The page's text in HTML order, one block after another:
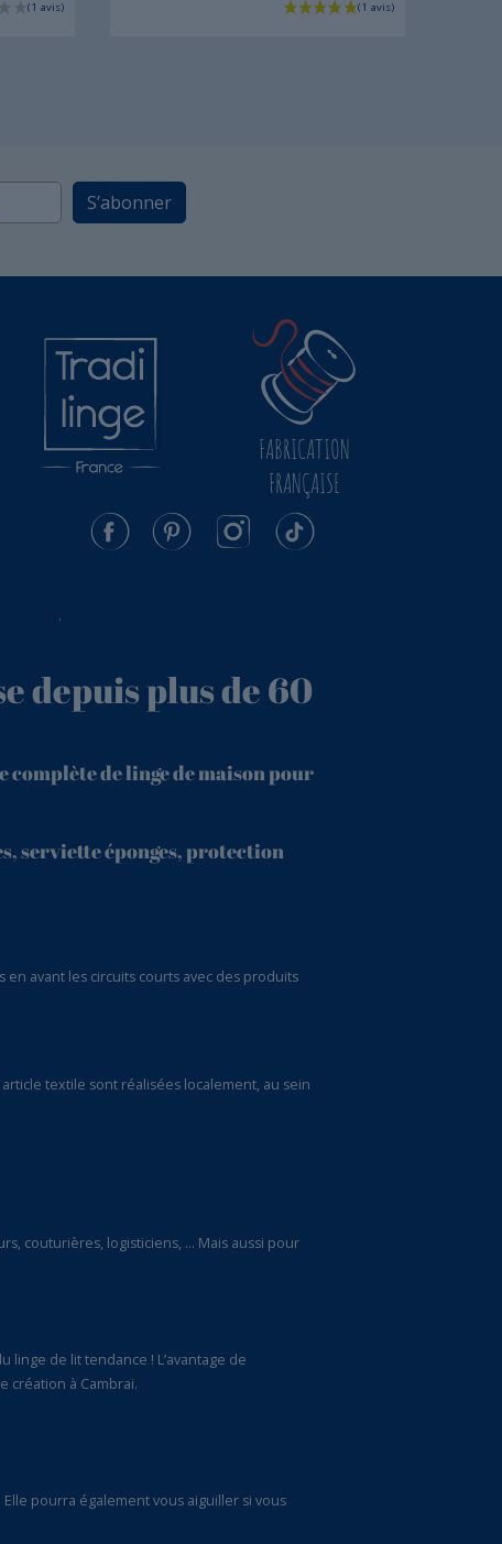
S’abonner
FABRICATION
FRANÇAISE
.
depuis plus de 60
complète de linge de maison pour
serviette éponges, protection
avant les circuits courts avec des produits
textile sont réalisées localement, au sein
couturières, logisticiens, … Mais aussi pour
de lit tendance ! L’avantage de
création à Cambrai.
pourra également vous aiguiller si vous